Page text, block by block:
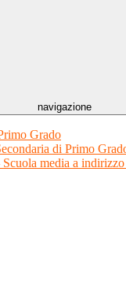
navigazione
Grado
di Primo
media a indirizzo